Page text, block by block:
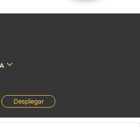
Desplegar